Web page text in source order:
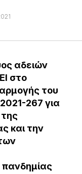
αδειών
στο
του
267 για
και την
πανδημίας